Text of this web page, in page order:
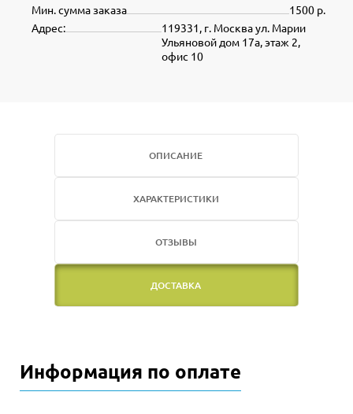
1500 р.
Мин. сумма заказа
119331, г. Москва ул. Марии
Ульяновой дом 17а, этаж 2,
офис 10
Адрес:
ОПИСАНИЕ
ХАРАКТЕРИСТИКИ
ОТЗЫВЫ
ДОСТАВКА
Информация по оплате